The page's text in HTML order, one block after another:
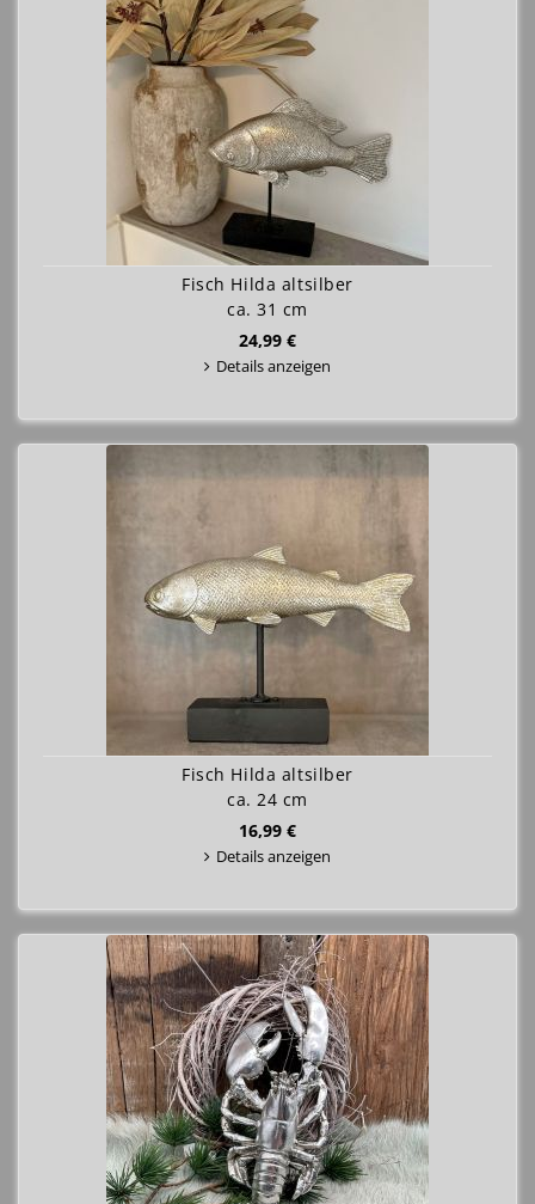
Fisch Hilda altsilber
ca. 31 cm
24,99 €
Details anzeigen
Fisch Hilda altsilber
ca. 24 cm
16,99 €
Details anzeigen